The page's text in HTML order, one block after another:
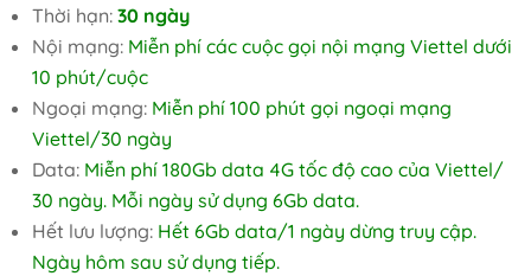
Thời hạn: 30 ngày
Nội mạng:Miễn phí các cuộc gọi nội mạng Viettel dưới
10 phút/cuộc
Ngoại mạng: Miễn phí 100 phút gọi ngoại mạng
Viettel/30 ngày
Data: Miễn phí 180Gb data 4G tốc độ cao của Viettel/
30 ngày. Mỗi ngày sử dụng 6Gb data.
Hết lưu lượng:Hết 6Gb data/1 ngày dừng truy cập.
Ngày hôm sau sử dụng tiếp.